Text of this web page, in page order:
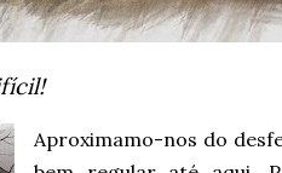
Aproximamo-nos do